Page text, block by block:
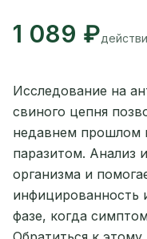
1 089 ₽
Исследование на
свиного цепня
недавнем прошлом
паразитом. Анализ
организма и
инфицированность
фазе, когда